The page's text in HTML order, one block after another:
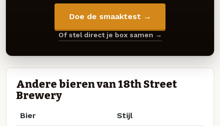
Doe de smaaktest →
Of stel direct je box samen →
Andere bieren van 18th Street
Brewery
Bier Stijl